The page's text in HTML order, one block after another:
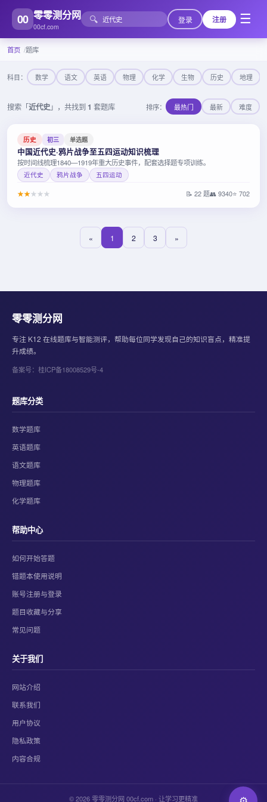
00 零零测分网
00cf.com
🔍 登录 注册 ☰
首页 题库
科目： 数学 语文 英语 物理 化学 生物 历史 地理
搜索「近代史」，共找到 1 套题库 排序： 最热门 最新 难度
历史 初三 单选题
中国近代史·鸦片战争至五四运动知识梳理
按时间线梳理1840—1919年重大历史事件，配套选择题专项训练。
近代史 鸦片战争 五四运动
★★★ ★ ★ 📝 22 题👥 9340⭐ 702
« 1 2 3 »
零零测分网
专注 K12 在线题库与智能测评，帮助每位同学发现自己的知识盲点，精准提
升成绩。
备案号：桂ICP备18008529号-4
题库分类
数学题库
英语题库
语文题库
物理题库
化学题库
帮助中心
如何开始答题
错题本使用说明
账号注册与登录
题目收藏与分享
常见问题
关于我们
网站介绍
联系我们
用户协议
隐私政策
内容合规
© 2026 零零测分网 00cf.com · 让学习更精准